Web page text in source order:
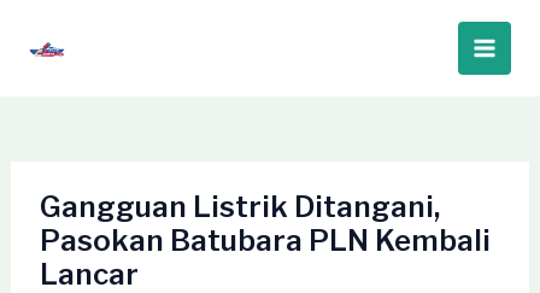
Main
Gangguan Listrik Ditangani,
Pasokan Batubara PLN Kembali
Lancar